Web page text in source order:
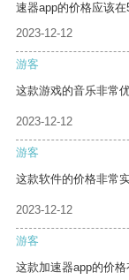
速器app的价格应该在
2023-12-12
游客
这款游戏的音乐非常
2023-12-12
游客
这款软件的价格非常
2023-12-12
游客
这款加速器app的价